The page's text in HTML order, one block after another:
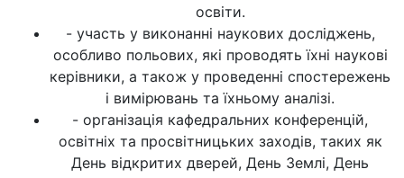
освіти.
- участь у виконанні наукових досліджень,
особливо польових, які проводять їхні наукові
керівники, а також у проведенні спостережень
і вимірювань та їхньому аналізі.
- організація кафедральних конференцій,
освітніх та просвітницьких заходів, таких як
День відкритих дверей, День Землі, День